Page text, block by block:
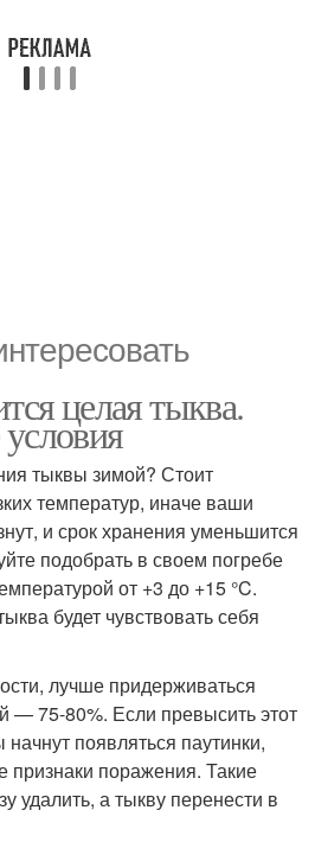
целая тыква.
тыквы зимой? Стоит
температур, иначе ваши
и срок хранения уменьшится
подобрать в своем погребе
от +3 до +15 °C.
будет чувствовать себя
лучше придерживаться
— 75-80%. Если превысить этот
появляться паутинки,
признаки поражения. Такие
удалить, а тыкву перенести в